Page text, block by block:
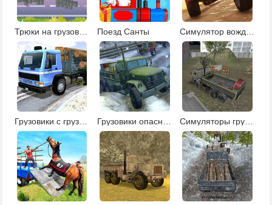
Трюки на грузовике Поезд Санты
Грузовики с грузом Симуляторы грузовиков